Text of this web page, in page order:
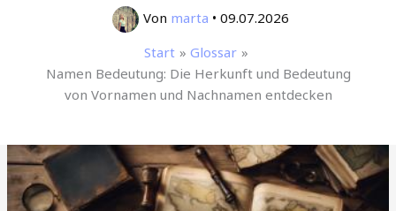
Von marta • 09.07.2026
Start
Glossar
Namen Bedeutung: Die Herkunft und Bedeutung
von Vornamen und Nachnamen entdecken